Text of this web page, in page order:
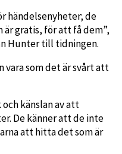
händelsenyheter; de
är gratis, för att få dem”,
Hunter till tidningen.
vara som det är svårt att
känslan av att
De känner att de inte
att hitta det som är